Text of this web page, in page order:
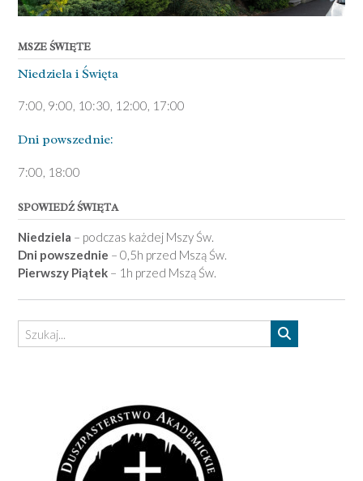
MSZE ŚWIĘTE
Niedziela ­i Święta
7:00, 9:00, 10:30, 12:00, 17:00
Dni pows­zednie:
7­:00, 18:00­
SPOWIEDŹ ŚWIĘTA
Niedziela – podczas każdej Mszy Św.
Dni powszednie – 0,5h przed Mszą Św.
Pierwszy Piątek – 1h przed Mszą Św.